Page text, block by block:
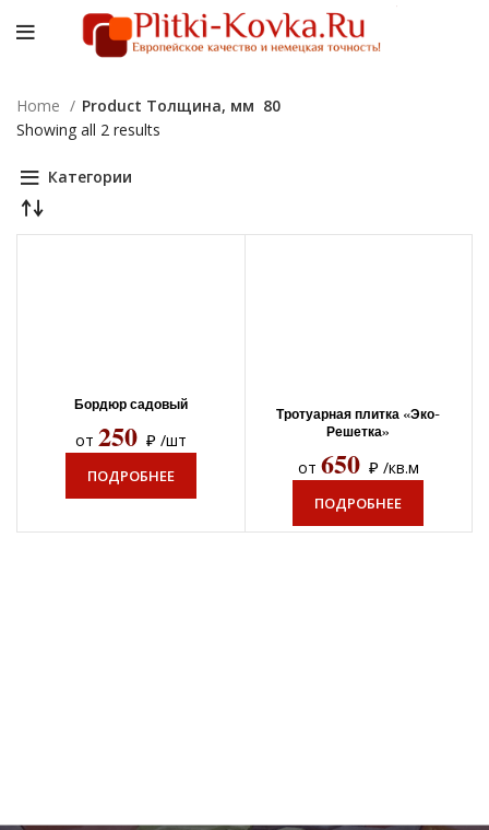
Home Product Толщина, мм 80
Showing all 2 results
Категории
Бордюр садовый
от 250 ₽ /шт
ПОДРОБНЕЕ
Тротуарная плитка «Эко-
Решетка»
от 650 ₽ /кв.м
ПОДРОБНЕЕ